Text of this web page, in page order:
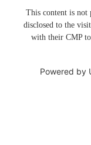
This content is not
disclosed to the
with their CMP
Powered by